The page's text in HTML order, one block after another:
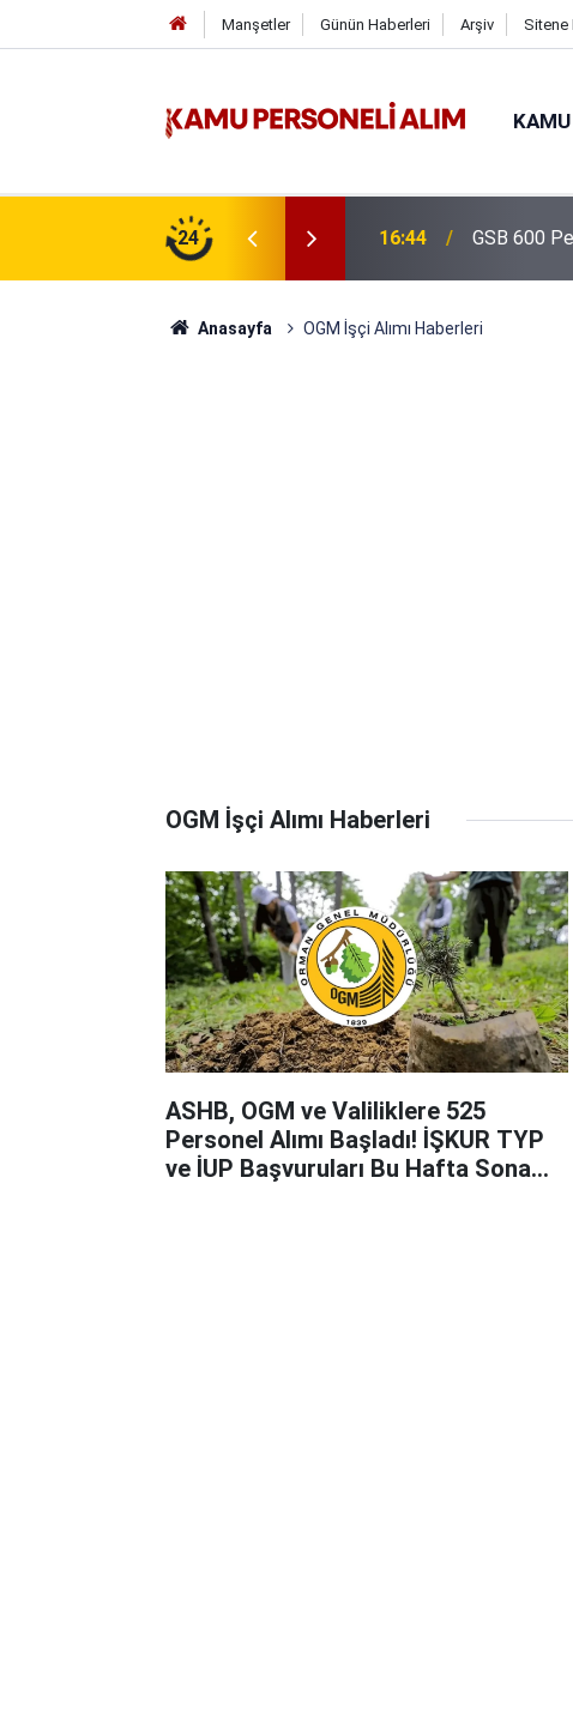
Manşetler Günün Haberleri Arşiv Sitene
24
Gündemde! Bakan Çiftçi Süreci
16:44 GSB 600
Anasayfa OGM İşçi Alımı Haberleri
OGM İşçi Alımı Haberleri
ASHB, OGM ve Valiliklere 525
Personel Alımı Başladı! İŞKUR TYP
ve İUP Başvuruları Bu Hafta Sona